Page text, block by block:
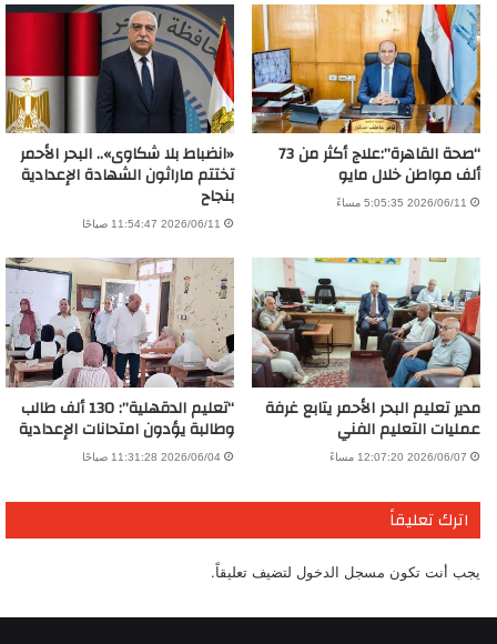
“صحة القاهرة”:علاج أكثر من 73
ألف مواطن خلال مايو
2026/06/11 5:05:35 مساءً
«انضباط بلا شكاوى».. البحر الأحمر
تختتم ماراثون الشهادة الإعدادية
بنجاح
2026/06/11 11:54:47 صباحًا
مدير تعليم البحر الأحمر يتابع غرفة
عمليات التعليم الفني
2026/06/07 12:07:20 مساءً
“تعليم الدقهلية”: 130 ألف طالب
وطالبة يؤدون امتحانات الإعدادية
2026/06/04 11:31:28 صباحًا
اترك تعليقاً
يجب أنت تكون مسجل الدخول لتضيف تعليقاً.